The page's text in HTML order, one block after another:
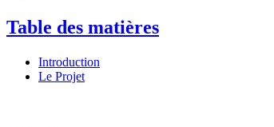
Table des matières
Introduction
Le Projet